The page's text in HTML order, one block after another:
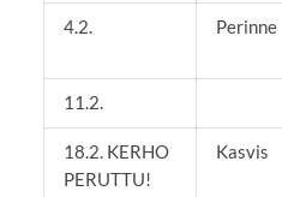
4.2. Perinne
11.2.
18.2. KERHO
PERUTTU!
Kasvis